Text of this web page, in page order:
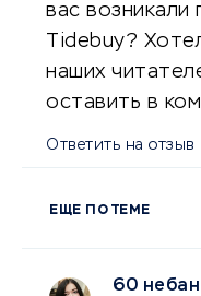
вас возникали
Tidebuy?
наших
оставить в
Ответить на отзыв
ЕЩЕ ПО ТЕМЕ
60